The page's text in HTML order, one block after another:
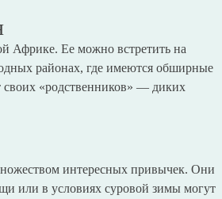
Африке. Ее можно встретить на
районах, где имеются обширные
своих «родственников» — диких
интересных привычек. Они
или в условиях суровой зимы могут